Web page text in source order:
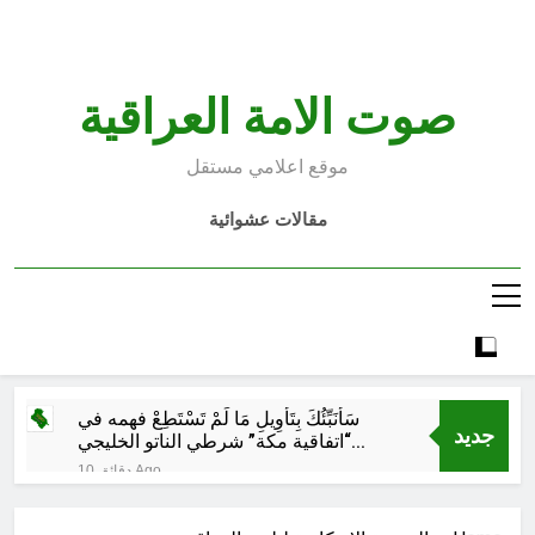
صوت الامة العراقية
موقع اعلامي مستقل
مقالات عشوائية
جديد
سَأُنَبِّئُكَ بِتَأْوِيلِ مَا لَمْ تَسْتَطِعْ فهمه في
“اتفاقية مكة” شرطي الناتو الخليجي
النووي الجديد لتحجيم دور إيران وفصائلها
الولائية وحتى إسرائيل؟
10 دقائق Ago